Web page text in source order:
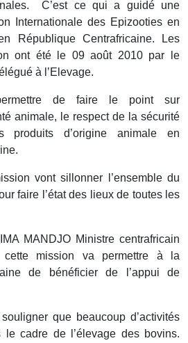
C’est ce qui a guidé une
Internationale des Epizooties en
République Centrafricaine. Les
ont été le 09 août 2010 par le
à l’Elevage.
de faire le point sur
animale, le respect de la sécurité
d’origine animale en
vont sillonner l’ensemble du
faire l’état des lieux de toutes les
MANDJO Ministre centrafricain
cette mission va permettre à la
de bénéficier de l’appui de
que beaucoup d’activités
cadre de l’élevage des bovins.